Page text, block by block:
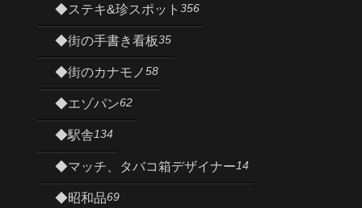
◆ステキ&珍スポット 356
◆街の手書き看板35
◆街のカナモノ58
◆エゾパン62
◆駅舎134
◆マッチ、タバコ箱デザイナー14
◆昭和品69